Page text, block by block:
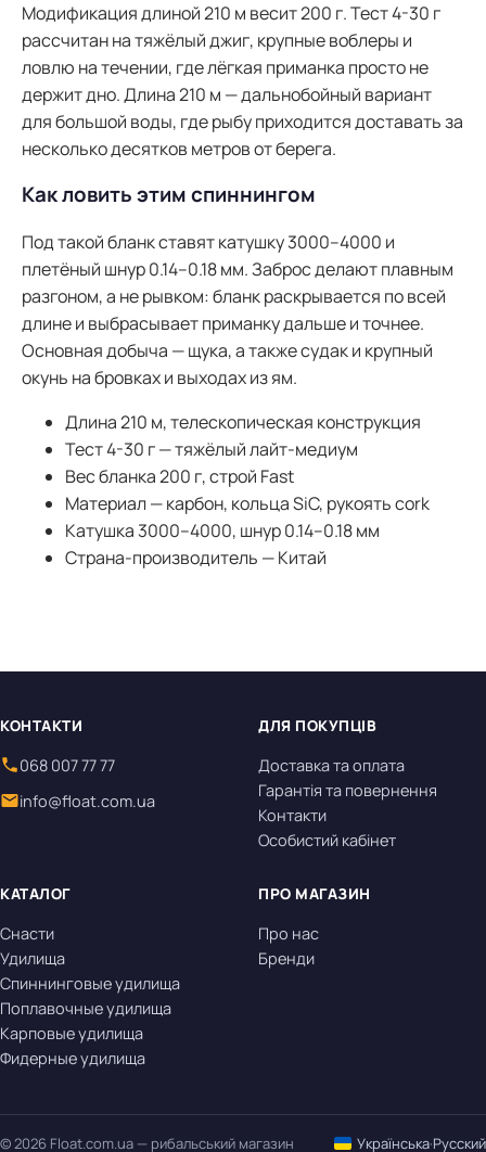
Модификация длиной 210 м весит 200 г. Тест 4-30 г
рассчитан на тяжёлый джиг, крупные воблеры и
ловлю на течении, где лёгкая приманка просто не
держит дно. Длина 210 м — дальнобойный вариант
для большой воды, где рыбу приходится доставать за
несколько десятков метров от берега.
Как ловить этим спиннингом
Под такой бланк ставят катушку 3000–4000 и
плетёный шнур 0.14–0.18 мм. Заброс делают плавным
разгоном, а не рывком: бланк раскрывается по всей
длине и выбрасывает приманку дальше и точнее.
Основная добыча — щука, а также судак и крупный
окунь на бровках и выходах из ям.
Длина 210 м, телескопическая конструкция
Тест 4-30 г — тяжёлый лайт-медиум
Вес бланка 200 г, строй Fast
Материал — карбон, кольца SiC, рукоять cork
Катушка 3000–4000, шнур 0.14–0.18 мм
Страна-производитель — Китай
КОНТАКТИ
068 007 77 77
info@float.com.ua
ДЛЯ ПОКУПЦІВ
Доставка та оплата
Гарантія та повернення
Контакти
Особистий кабінет
КАТАЛОГ
Снасти
Удилища
Спиннинговые удилища
Поплавочные удилища
Карповые удилища
Фидерные удилища
ПРО МАГАЗИН
Про нас
Бренди
© 2026 Float.com.ua — рибальський магазин Українська·Русский